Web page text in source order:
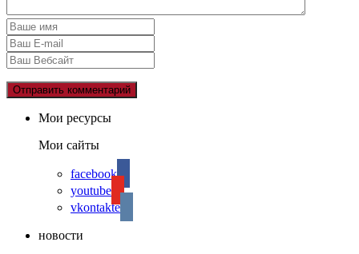
Мои ресурсы
Мои сайты
facebook
youtube
vkontakte
новости